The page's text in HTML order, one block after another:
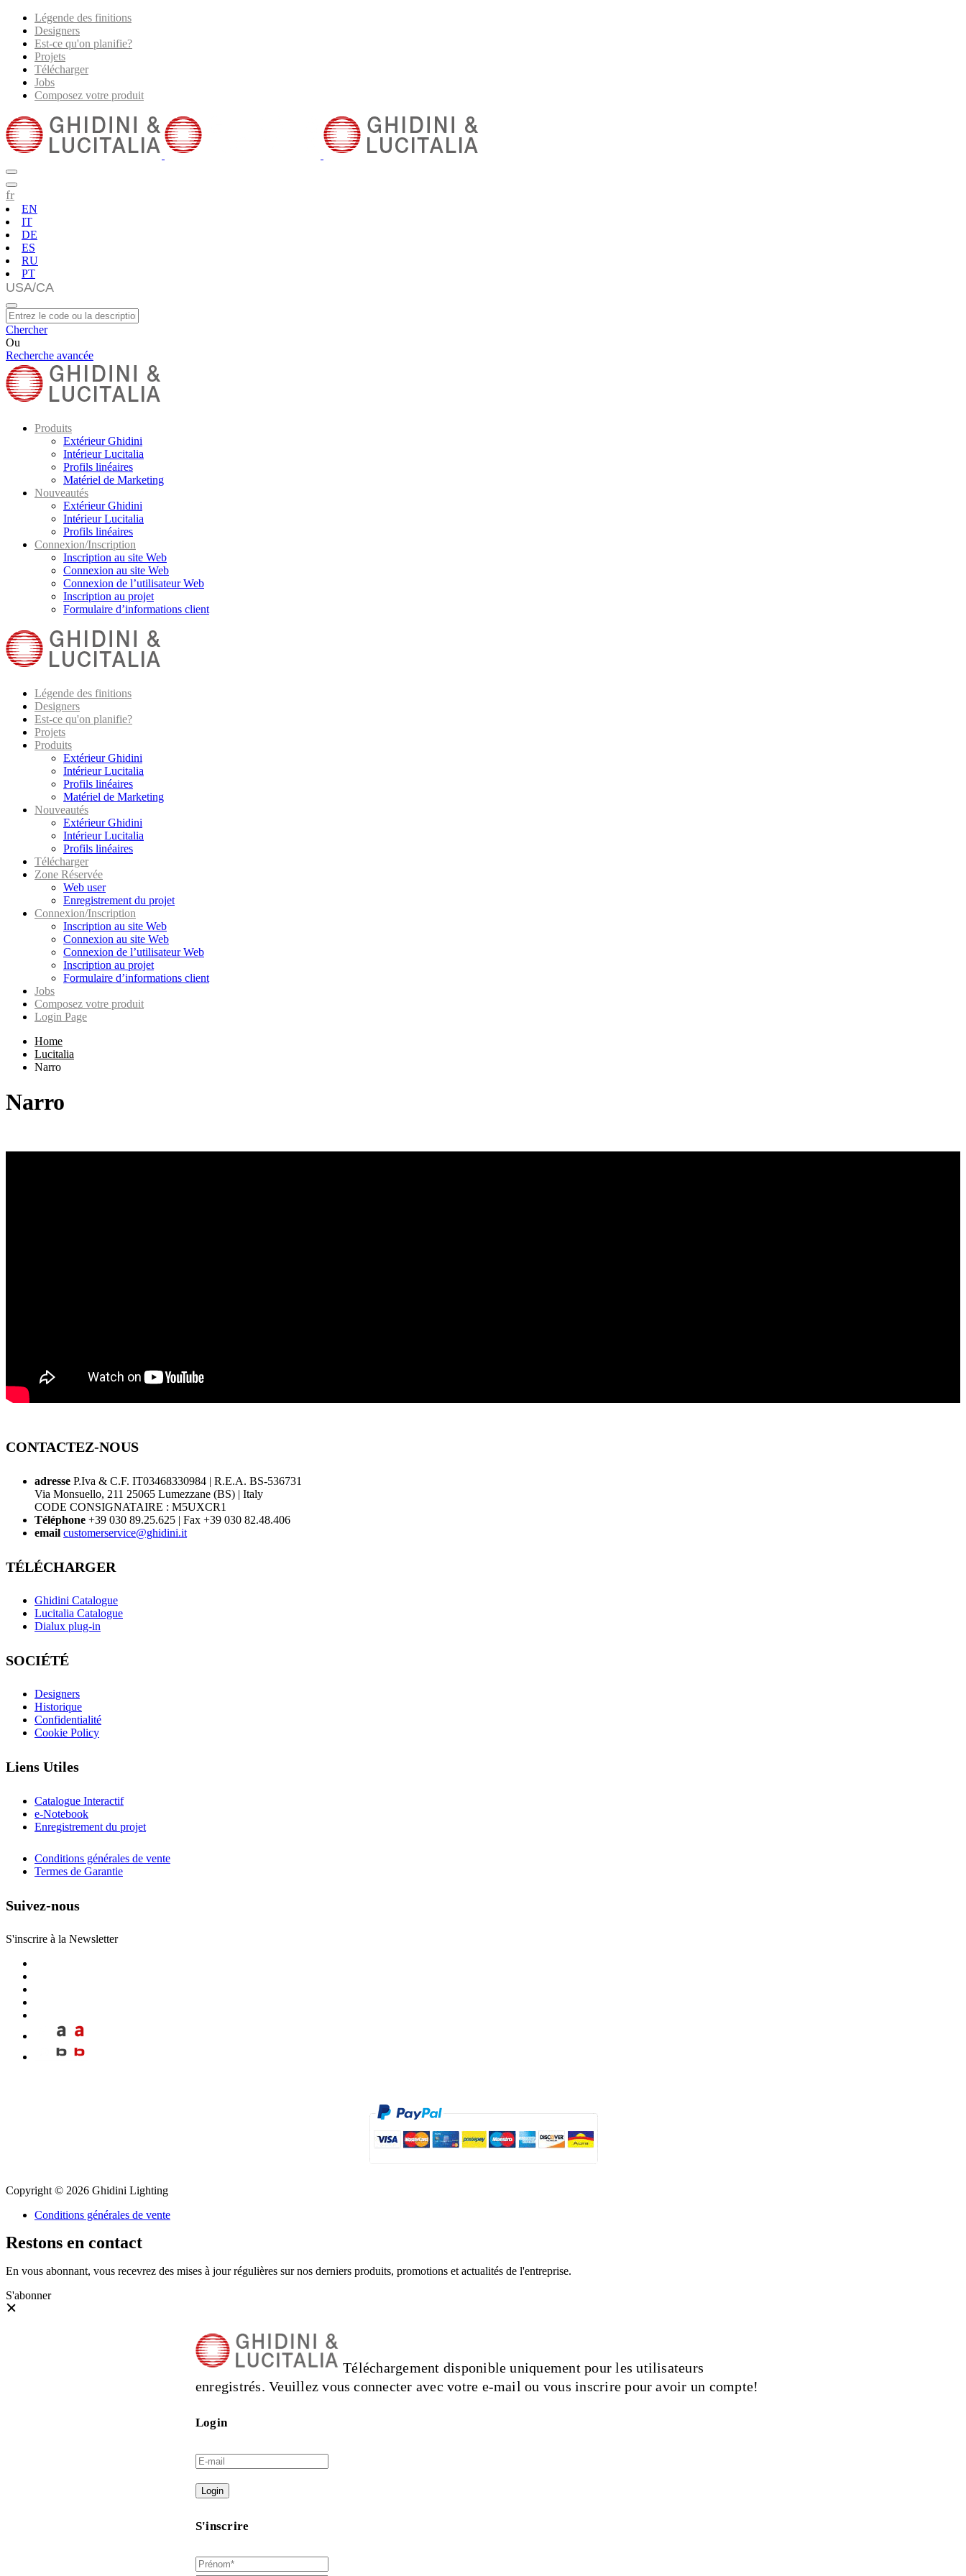
Légende des finitions
Designers
Est-ce qu'on planifie?
Projets
Télécharger
Jobs
Composez votre produit
fr
EN
IT
DE
ES
RU
PT
Chercher
Ou
Recherche avancée
Produits
Extérieur Ghidini
Intérieur Lucitalia
Profils linéaires
Matériel de Marketing
Nouveautés
Extérieur Ghidini
Intérieur Lucitalia
Profils linéaires
Connexion/Inscription
Inscription au site Web
Connexion au site Web
Connexion de l’utilisateur Web
Inscription au projet
Formulaire d’informations client
Légende des finitions
Designers
Est-ce qu'on planifie?
Projets
Produits
Extérieur Ghidini
Intérieur Lucitalia
Profils linéaires
Matériel de Marketing
Nouveautés
Extérieur Ghidini
Intérieur Lucitalia
Profils linéaires
Télécharger
Zone Réservée
Web user
Enregistrement du projet
Connexion/Inscription
Inscription au site Web
Connexion au site Web
Connexion de l’utilisateur Web
Inscription au projet
Formulaire d’informations client
Jobs
Composez votre produit
Login Page
Home
Lucitalia
Narro
Narro
CONTACTEZ-NOUS
adresse P.Iva & C.F. IT03468330984 | R.E.A. BS-536731
Via Monsuello, 211 25065 Lumezzane (BS) | Italy
CODE CONSIGNATAIRE : M5UXCR1
Téléphone +39 030 89.25.625 | Fax +39 030 82.48.406
email customerservice@ghidini.it
TÉLÉCHARGER
Ghidini Catalogue
Lucitalia Catalogue
Dialux plug-in
SOCIÉTÉ
Designers
Historique
Confidentialité
Cookie Policy
Liens Utiles
Catalogue Interactif
e-Notebook
Enregistrement du projet
Conditions générales de vente
Termes de Garantie
Suivez-nous
S'inscrire à la Newsletter
Copyright © 2026 Ghidini Lighting
Conditions générales de vente
Restons en contact
En vous abonnant, vous recevrez des mises à jour régulières sur nos derniers produits, promotions et actualités de l'entreprise.
S'abonner
Téléchargement disponible uniquement pour les utilisateurs
enregistrés. Veuillez vous connecter avec votre e-mail ou vous inscrire pour avoir un compte!
Login
Login
S'inscrire